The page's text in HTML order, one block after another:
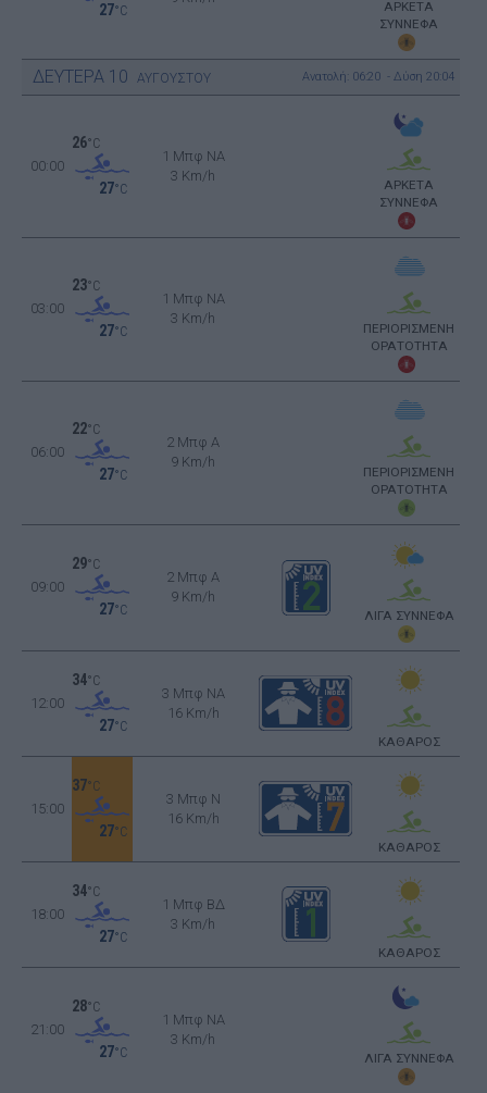
27°C
ΑΡΚΕΤΑ
ΣΥΝΝΕΦΑ
ΔΕΥΤΕΡΑ 10 ΑΥΓΟΥΣΤΟΥ Ανατολή: 06:20 - Δύση 20:04
00:00
26°C
27°C
1 Μπφ NA
3 Km/h
ΑΡΚΕΤΑ
ΣΥΝΝΕΦΑ
03:00
23°C
27°C
1 Μπφ NA
3 Km/h
ΠΕΡΙΟΡΙΣΜΕΝΗ
ΟΡΑΤΟΤΗΤΑ
06:00
22°C
27°C
2 Μπφ Α
9 Km/h
ΠΕΡΙΟΡΙΣΜΕΝΗ
ΟΡΑΤΟΤΗΤΑ
09:00
29°C
27°C
2 Μπφ Α
9 Km/h
ΛΙΓΑ ΣΥΝΝΕΦΑ
12:00
34°C
27°C
3 Μπφ NA
16 Km/h
ΚΑΘΑΡΟΣ
15:00
37°C
27°C
3 Μπφ N
16 Km/h
ΚΑΘΑΡΟΣ
18:00
34°C
27°C
1 Μπφ ΒΔ
3 Km/h
ΚΑΘΑΡΟΣ
21:00
28°C
27°C
1 Μπφ NA
3 Km/h
ΛΙΓΑ ΣΥΝΝΕΦΑ